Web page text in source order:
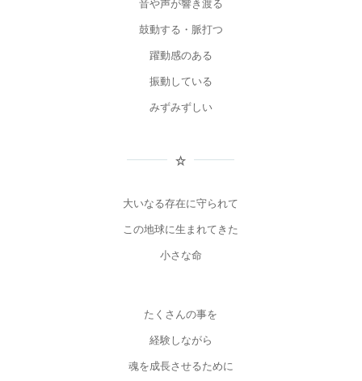
音や声が響き渡る
鼓動する・脈打つ
躍動感のある
振動している
みずみずしい
大いなる存在に守られて
この地球に生まれてきた
小さな命
たくさんの事を
経験しながら
魂を成長させるために